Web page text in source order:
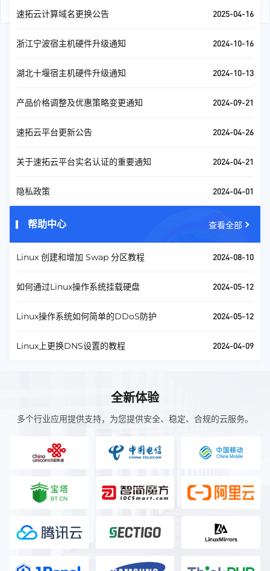
速拓云计算域名更换公告 2025-04-16
浙江宁波宿主机硬件升级通知 2024-10-16
湖北十堰宿主机硬件升级通知 2024-10-13
产品价格调整及优惠策略变更通知 2024-09-21
速拓云平台更新公告 2024-04-26
关于速拓云平台实名认证的重要通知 2024-04-21
隐私政策 2024-04-01
帮助中心 查看全部
Linux 创建和增加 Swap 分区教程 2024-08-10
如何通过Linux操作系统挂载硬盘 2024-05-12
Linux操作系统如何简单的DDoS防护 2024-05-12
Linux上更换DNS设置的教程 2024-04-09
全新体验
多个行业应用提供支持，为您提供安全、稳定、合规的云服务。